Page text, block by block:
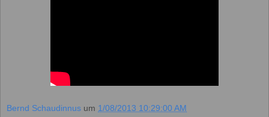
Bernd Schaudinnus um 1/08/2013 10:29:00 AM